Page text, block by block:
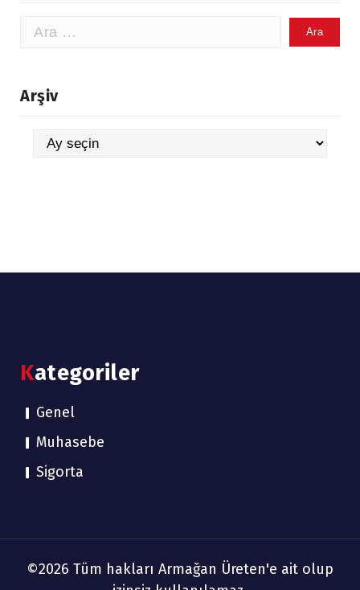
Arama:
Arşiv
Arşiv
Kategoriler
Genel
Muhasebe
Sigorta
©2026 Tüm hakları Armağan Üreten'e ait olup